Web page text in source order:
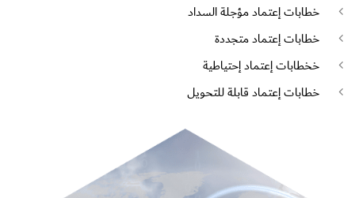
خطابات إعتماد مؤجلة السداد
خطابات إعتماد متجددة
خخطابات إعتماد إحتياطية
خطابات إعتماد قابلة للتحويل